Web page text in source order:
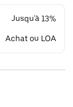
Jusqu'à 13%
Achat ou LOA